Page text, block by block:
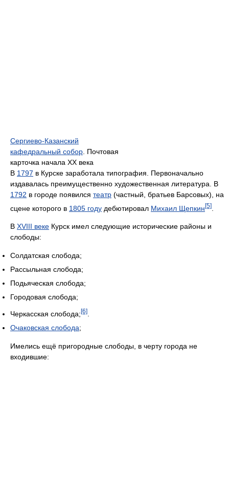
Сергиево-Казанский
кафедральный собор . Почтовая
карточка начала XX века
В 1797 в Курске заработала типография. Первоначально
издавалась преимущественно художественная литература. В
1792 в городе появился театр (частный, братьев Барсовых), на
сцене которого в 1805 году дебютировал Михаил Щепкин[5]
В XVIII веке Курск имел следующие исторические районы и
слободы:
Солдатская слобода;
Рассыльная слобода;
Подьяческая слобода;
Городовая слобода;
Черкасская слобода; [6]
Очаковская слобода;
Имелись ещё пригородные слободы, в черту города не
входившие: